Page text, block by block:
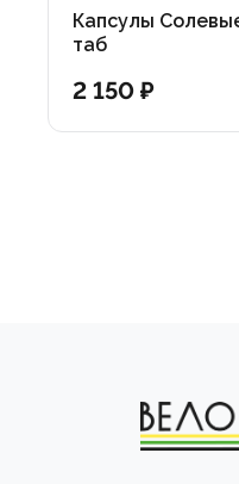
Капсулы
таб
2 150 ₽